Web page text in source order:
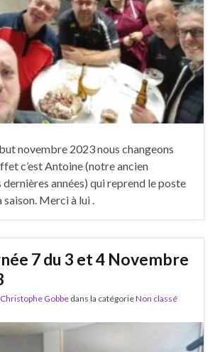
novembre 2023 nous changeons
c’est Antoine (notre ancien
années) qui reprend le poste
saison. Merci à lui .
7 du 3 et 4 Novembre
Gobbe dans la catégorieNon classé